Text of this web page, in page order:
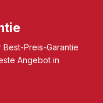
Preis-Garantie
Angebot in